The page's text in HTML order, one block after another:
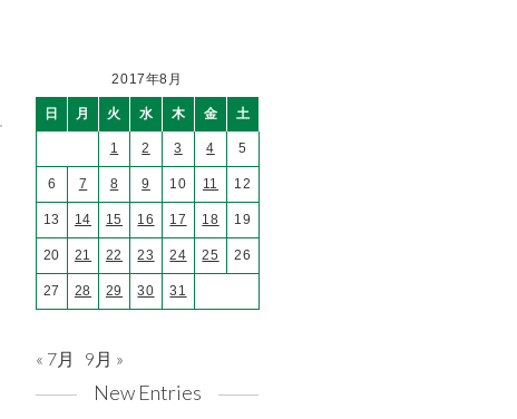
2017年8月
日 月 火 水 木 金 土
1 2 3 4 5
6 7 8 9 10 11 12
13 14 15 16 17 18 19
20 21 22 23 24 25 26
27 28 29 30 31
« 7月 9月 »
New Entries